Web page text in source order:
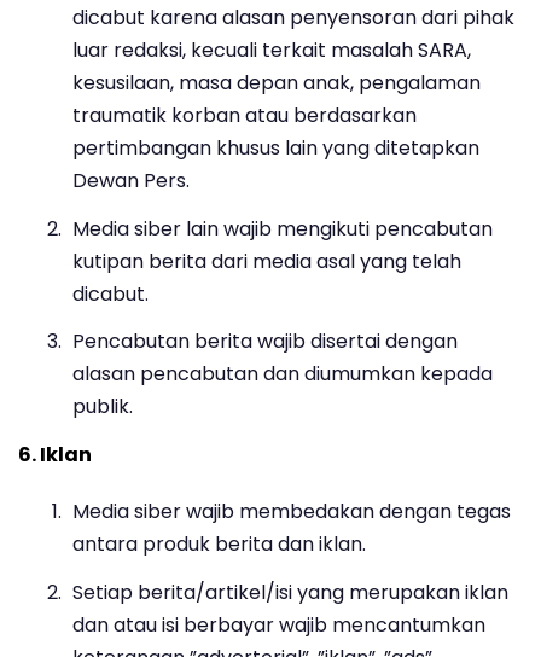
dicabut karena alasan penyensoran dari pihak
luar redaksi, kecuali terkait masalah SARA,
kesusilaan, masa depan anak, pengalaman
traumatik korban atau berdasarkan
pertimbangan khusus lain yang ditetapkan
Dewan Pers.
Media siber lain wajib mengikuti pencabutan
kutipan berita dari media asal yang telah
dicabut.
Pencabutan berita wajib disertai dengan
alasan pencabutan dan diumumkan kepada
publik.
6. Iklan
Media siber wajib membedakan dengan tegas
antara produk berita dan iklan.
Setiap berita/artikel/isi yang merupakan iklan
dan atau isi berbayar wajib mencantumkan